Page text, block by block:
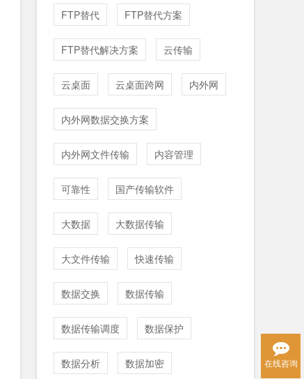
FTP替代 FTP替代方案
FTP替代解决方案 云传输
云桌面 云桌面跨网 内外网
内外网数据交换方案
内外网文件传输 内容管理
可靠性 国产传输软件
大数据 大数据传输
大文件传输 快速传输
数据交换 数据传输
数据传输调度 数据保护
数据分析 数据加密 在线咨询